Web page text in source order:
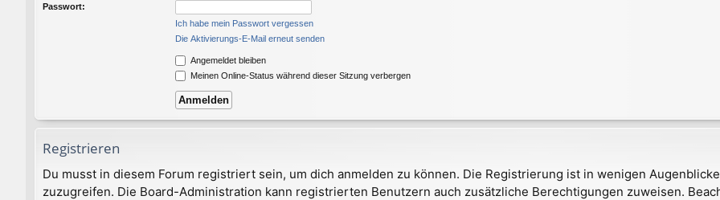
Passwort:
Ich habe mein Passwort vergessen
Die Aktivierungs-E-Mail erneut senden
Angemeldet bleiben
Meinen Online-Status während dieser Sitzung verbergen
Registrieren
Du musst in diesem Forum registriert sein, um dich anmelden zu können. Die Registrierung ist in wenigen
zuzugreifen. Die Board-Administration kann registrierten Benutzern auch zusätzliche Berechtigungen zuweisen.